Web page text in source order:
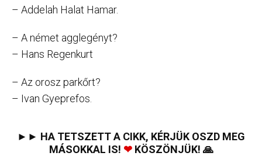
– Addelah Halat Hamar.
– A német agglegényt?
– Hans Regenkurt
– Az orosz parkőrt?
– Ivan Gyeprefos.
►► HA TETSZETT A CIKK, KÉRJÜK OSZD MEG
MÁSOKKAL IS! ❤KÖSZÖNJÜK! 🙏